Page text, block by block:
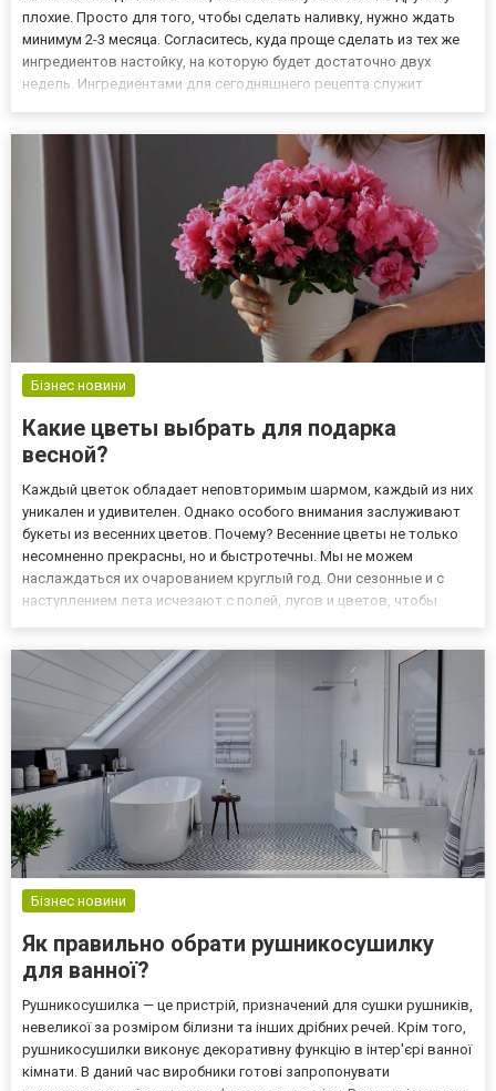
плохие. Просто для того, чтобы сделать наливку, нужно ждать
минимум 2-3 месяца. Согласитесь, куда проще сделать из тех же
ингредиентов настойку, на которую будет достаточно двух
недель. Ингредиентами для сегодняшнего рецепта служит
Бізнес новини
Какие цветы выбрать для подарка
весной?
Каждый цветок обладает неповторимым шармом, каждый из них
уникален и удивителен. Однако особого внимания заслуживают
букеты из весенних цветов. Почему? Весенние цветы не только
несомненно прекрасны, но и быстротечны. Мы не можем
наслаждаться их очарованием круглый год. Они сезонные и с
наступлением лета исчезают с полей, лугов и цветов, чтобы
Бізнес новини
Як правильно обрати рушникосушилку
для ванної?
Рушникосушилка — це пристрій, призначений для сушки рушників,
невеликої за розміром білизни та інших дрібних речей. Крім того,
рушникосушилки виконує декоративну функцію в інтер'єрі ванної
кімнати. В даний час виробники готові запропонувати